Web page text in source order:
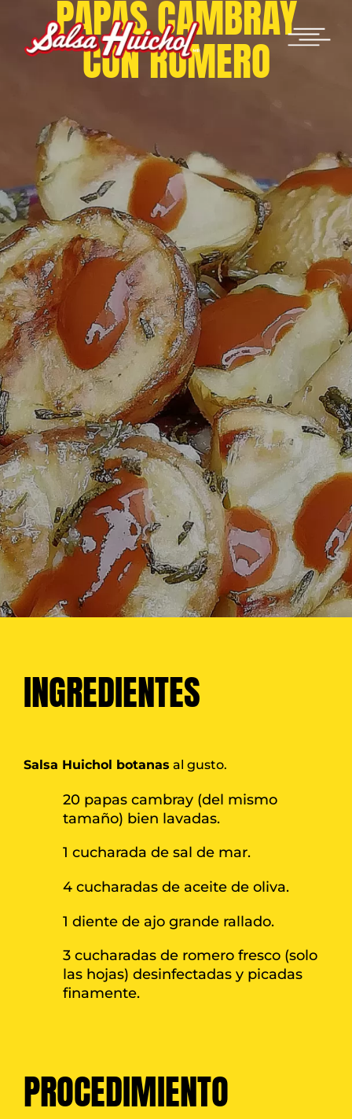
PAPAS CAMBRAY
CON ROMERO
INGREDIENTES
PROCEDIMIENTO
Salsa Huichol botanas al gusto.
20 papas cambray (del mismo
tamaño) bien lavadas.
1 cucharada de sal de mar.
4 cucharadas de aceite de oliva.
1 diente de ajo grande rallado.
3 cucharadas de romero fresco (solo
las hojas) desinfectadas y picadas
finamente.